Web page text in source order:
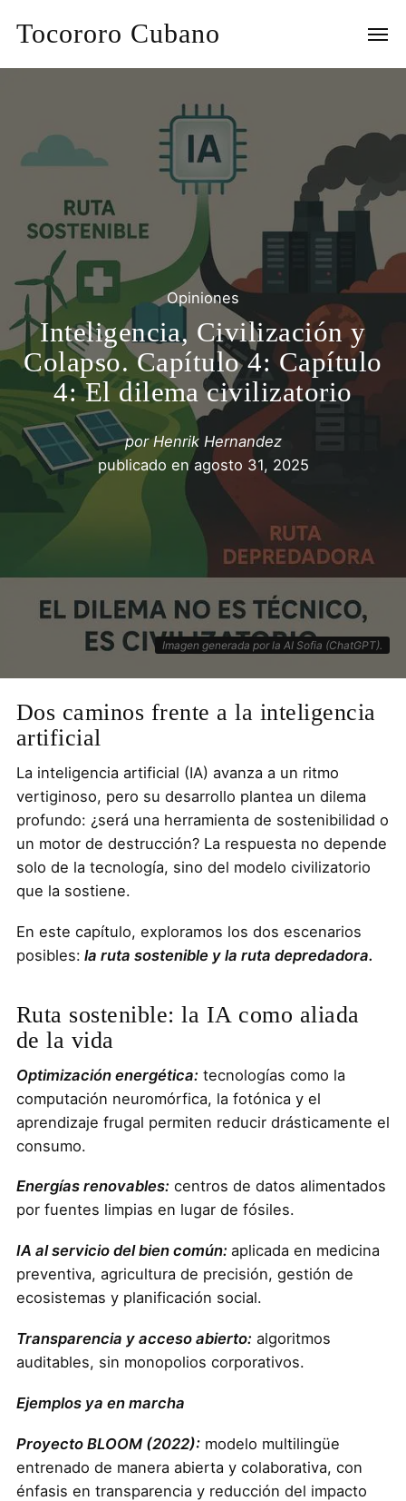
Tocororo Cubano
Opiniones
Inteligencia, Civilización y
Colapso. Capítulo 4: Capítulo
4: El dilema civilizatorio
porHenrik Hernandez
publicado enagosto 31, 2025
Imagen generada por la AI Sofia (ChatGPT).
Dos caminos frente a la inteligencia
artificial
La inteligencia artificial (IA) avanza a un ritmo
vertiginoso, pero su desarrollo plantea un dilema
profundo: ¿será una herramienta de sostenibilidad o
un motor de destrucción? La respuesta no depende
solo de la tecnología, sino del modelo civilizatorio
que la sostiene.
En este capítulo, exploramos los dos escenarios
posibles: la ruta sostenible y la ruta depredadora.
Ruta sostenible: la IA como aliada
de la vida
Optimización energética: tecnologías como la
computación neuromórfica, la fotónica y el
aprendizaje frugal permiten reducir drásticamente el
consumo.
Energías renovables: centros de datos alimentados
por fuentes limpias en lugar de fósiles.
IA al servicio del bien común: aplicada en medicina
preventiva, agricultura de precisión, gestión de
ecosistemas y planificación social.
Transparencia y acceso abierto: algoritmos
auditables, sin monopolios corporativos.
Ejemplos ya en marcha
Proyecto BLOOM (2022):modelo multilingüe
entrenado de manera abierta y colaborativa, con
énfasis en transparencia y reducción del impacto